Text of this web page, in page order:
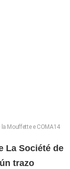
la Mouffette e COMA14
La Société de
trazo